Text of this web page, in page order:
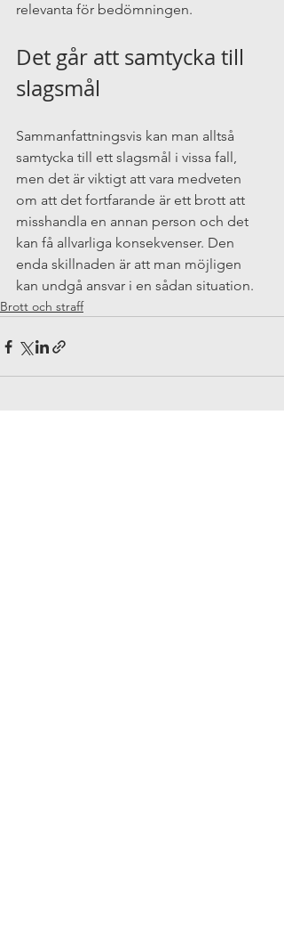
relevanta för bedömningen.
Det går att samtycka till
slagsmål
Sammanfattningsvis kan man alltså
samtycka till ett slagsmål i vissa fall,
men det är viktigt att vara medveten
om att det fortfarande är ett brott att
misshandla en annan person och det
kan få allvarliga konsekvenser. Den
enda skillnaden är att man möjligen
kan undgå ansvar i en sådan situation.
Brott och straff